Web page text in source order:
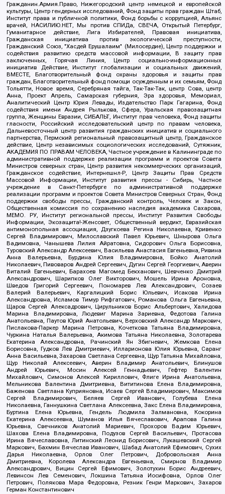
Гражданин.Армия.Право, Нижегородский центр немецкой и европейской
культуры, Центр гендерных исследований, Фонд защиты прав граждан Штаб,
Институт права и публичной политики, Фонд борьбы с коррупцией, Альянс
врачей, НАСИЛИЮ.НЕТ, Мы против СПИДа, СВЕЧА, Открытый Петербург,
Гуманитарное действие, Лига Избирателей, Правовая инициатива,
Гражданская инициатива против экологической преступности,
Гражданский Союз, "Хасдей Ерушалаим" (Милосердие), Центр поддержки и
содействия развитию средств массовой информации, В защиту прав
заключенных, Горячая Линия, Центр социально-информационных
инициатив Действие, Институт глобализации и социальных движений,
ВМЕСТЕ, Благотворительный фонд охраны здоровья и защиты прав
граждан, Благотворительный фонд помощи осужденным и их семьям, Фонд
Тольятти, Новое время, Серебряная тайга, Так-Так-Так, центр Сова, центр
Анна, Проект Апрель, Самарская губерния, Эра здоровья, Мемориал,
Аналитический Центр Юрия Левады, Издательство Парк Гагарина, Фонд
содействия имени Андрея Рылькова, Сфера, Уральская правозащитная
группа, Женщины Евразии, СИБАЛЬТ, Институт прав человека, Фонд защиты
гласности, Российский исследовательский центр по правам человека,
Дальневосточный центр развития гражданских инициатив и социального
партнерства, Пермский региональный правозащитный центр, Гражданское
действие, Центр независимых социологических исследований, Сутяжник,
АКАДЕМИЯ ПО ПРАВАМ ЧЕЛОВЕКА, Частное учреждение в Калининграде по
административной поддержке реализации программ и проектов Совета
Министров северных стран, Центр развития некоммерческих организаций,
Гражданское содействие, Интернешнл-Р, Центр Защиты Прав Средств
Массовой Информации, Институт развития прессы - Сибирь, Частное
учреждение в Санкт-Петербурге по административной поддержке
реализации программ и проектов Совета Министров Северных Стран, Фонд
поддержки свободы прессы, Гражданский контроль, Человек и Закон,
Общественная комиссия по сохранению наследия академика Сахарова,
МЕМО. РУ, Институт региональной прессы, Институт Развития Свободы
Информации, Экозащита!-Женсовет, Общественный вердикт, Евразийская
антимонопольная ассоциация, Дзугкоева Регина Николаевна, Кривенко
Сергей Владимирович, Милославский Павел Юрьевич, Шнырова Ольга
Вадимовна, Чанышева Лилия Айратовна, Сидорович Ольга Борисовна,
Туровский Александр Алексеевич, Васильева Анастасия Евгеньевна, Ривина
Анна Валерьевна, Бурдина Юлия Владимировна, Бойко Анатолий
Николаевич, Пивоваров Андрей Сергеевич, Дугин Сергей Георгиевич, Аверин
Виталий Евгеньевич, Барахоев Магомед Бекханович, Шевченко Дмитрий
Александрович, Шарипков Олег Викторович, Мошель Ирина Ароновна,
Шведов Григорий Сергеевич, Пономарев Лев Александрович, Созаев
Валерий Валерьевич, Каргалицкий Борис Юльевич, Исакова Ирина
Александровна, Исламов Тимур Рифгатович, Романова Ольга Евгеньевна,
Щаров Сергей Алексадрович, Цирульников Борис Альбертович, Халидова
Марина Владимировна, Людевиг Марина Зариевна, Федотова Галина
Анатольевна, Паутов Юрий Анатольевич, Верховский Александр Маркович,
Пислакова-Паркер Марина Петровна, Кочеткова Татьяна Владимировна,
Чуркина Наталья Валерьевна, Акимова Татьяна Николаевна, Золотарева
Екатерина Александровна, Рачинский Ян Збигневич, Жемкова Елена
Борисовна, Гудков Лев Дмитриевич, Илларионова Юлия Юрьевна, Саранг
Анна Васильевна, Захарова Светлана Сергеевна, Щур Татьяна Михайловна,
Щур Николай Алексеевич, Аверин Владимир Анатольевич, Блинушов
Андрей Юрьевич, Мосин Алексей Геннадьевич, Гефтер Валентин
Михайлович, Симонов Алексей Кириллович, Флиге Ирина Анатольевна,
Мельникова Валентина Дмитриевна, Вититинова Елена Владимировна,
Баженова Светлана Куприяновна, Исаев Сергей Владимирович, Максимов
Сергей Владимирович, Беляев Сергей Иванович, Голубева Елена
Николаевна, Ганнушкина Светлана Алексеевна, Закс Елена Владимировна,
Буртина Елена Юрьевна, Гендель Людмила Залмановна, Кокорина
Екатерина Алексеевна, Шуманов Илья Вячеславович, Арапова Галина
Юрьевна, Свечников Анатолий Мариевич, Прохоров Вадим Юрьевич,
Шахова Елена Владимировна, Подузов Сергей Васильевич, Протасова
Ирина Вячеславовна, Литинский Леонид Борисович, Лукашевский Сергей
Маркович, Бахмин Вячеслав Иванович, Шабад Анатолий Ефимович, Сухих
Дарья Николаевна, Орлов Олег Петрович, Добровольская Анна
Дмитриевна, Королева Александра Евгеньевна, Смирнов Владимир
Александрович, Вицин Сергей Ефимович, Золотухин Борис Андреевич,
Левинсон Лев Семенович, Локшина Татьяна Иосифовна, Орлов Олег
Петрович, Полякова Мара Федоровна, Резник Генри Маркович, Захаров
Герман Константинович